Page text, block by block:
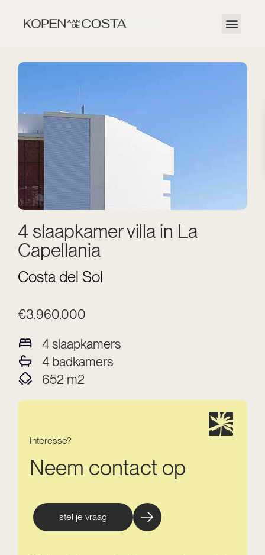
4 slaapkamer villa in La
Capellania
Costa del Sol
€3.960.000
4slaapkamers
4 badkamers
652 m2
Interesse?
Neem contact op
stel je vraag